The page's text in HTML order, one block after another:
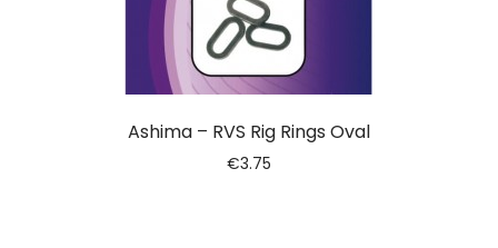
Ashima – RVS Rig Rings Oval
€3.75